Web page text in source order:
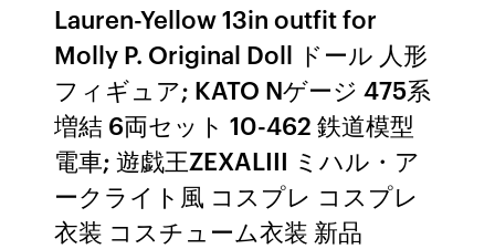
Lauren-Yellow 13in outfit for
Molly P. Original Doll ドール 人形
フィギュア; KATO Nゲージ 475系
増結 6両セット 10-462 鉄道模型
電車; 遊戯王ZEXALIII ミハル・ア
ークライト風 コスプレ コスプレ
衣装 コスチューム衣装 新品